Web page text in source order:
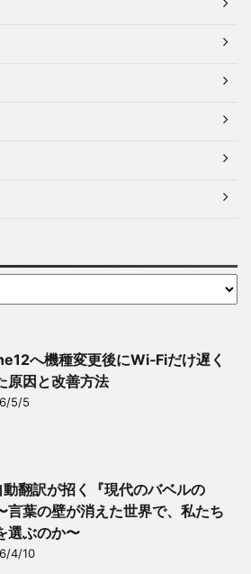
へ機種変更後にWi‑Fiだけ遅く
原因と改善方法
5/5
翻訳が招く『現代のバベルの
言葉の壁が消えた世界で、私たち
選ぶのか〜
4/10